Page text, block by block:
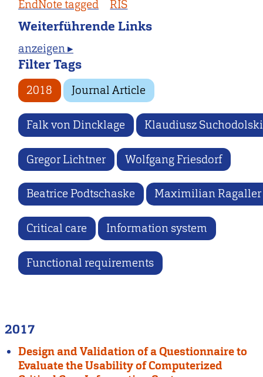
EndNote tagged
RIS
Weiterführende Links
anzeigen ▸
Filter Tags
2018 Journal Article
Falk von Dincklage Klaudiusz Suchodolski
Gregor Lichtner Wolfgang Friesdorf
Beatrice Podtschaske Maximilian Ragaller
Critical care Information system
Functional requirements
2017
Design and Validation of a Questionnaire to
Evaluate the Usability of Computerized